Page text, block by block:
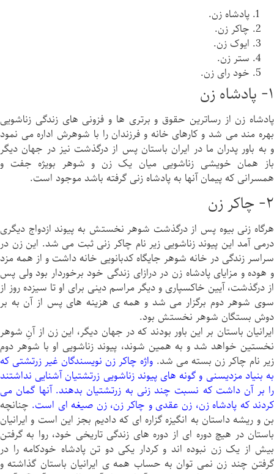
پادشاه زن.
چاكر زن.
ايوک زن.
ستر زن.
خود راى زن.
١- پادشاه زن
پادشاه زن از رساترين حقوق و برتری ها و فزونی های زندگى زناشویى
بهره مند می شد و کارهای خانه و فرزندان را با شوهرش اداره می نمود
و به باور پدران ما در ايران باستان پس از درگذشت نيز در جهان ديگر
باز همان خویشی زناشویى ميان يک زن و شوهر بويژه جفت و
همسرانی كه پیمان آنها به پادشاه زنى گرفته باشد موجود است.
٢- چاكر زن
هرگاه زنى بيوه پس از درگذشت شوهر نخستش به پیوند ازدواج ديگرى
درمی آمد اين پيوند زناشویى زير نام چاكر زنى ثبت می شد. اين زن در
سراسر زندگى در خانه شوهر جایگاه كدبانویى خانه داشت و از همه مزد
و هوده و مزاياى پادشاه زن در درازای زندگی خود برخوردار بود ولى پس
از درگذشت، آیين خاکسپاری و دیگر مراسم دینی براى او تا سيزده روز از
سوی شوهر دوم برگزار می شد و همه ی هزينه هاى پس از آن به بر
دوش بستگان شوهر نخستش بود.
ايرانيان باستان بر این باور بودند كه در جهان ديگر، اين زن از آنِ شوهر
نخستين خواهد شد و به همين شوند، پيوند زناشویى او با شوهر دوم
زير نام چاكر زن بسته می شد. واژه چاكر زن نويسندگان غير زرتشتى که
به بنیاد مزديسنى و گونه های پيوند زناشویى زرتشتيان آشنایى نداشتند
را بر آن داشت كه نسبت چند زنی به زرتشتيان بدهند. آنها گمان می
كردند كه پادشاه زن، زن عقدى و چاكر زن، زن صیغه اى است. چنانچه
بن و ریشه داستان به انگیزه گزاره ای كه داديم بجز اين است و ايرانيان
باستان در هيچ دوره اى از دوره های زندگى تاريخى خود، روا به گرفتن
بيش از يک زن نبوده اند و کردار يكى دو تن پادشاه خودكامه را در
گرفتن چند زن نمی توان به حساب همه ی ايرانيان باستان گذاشته و